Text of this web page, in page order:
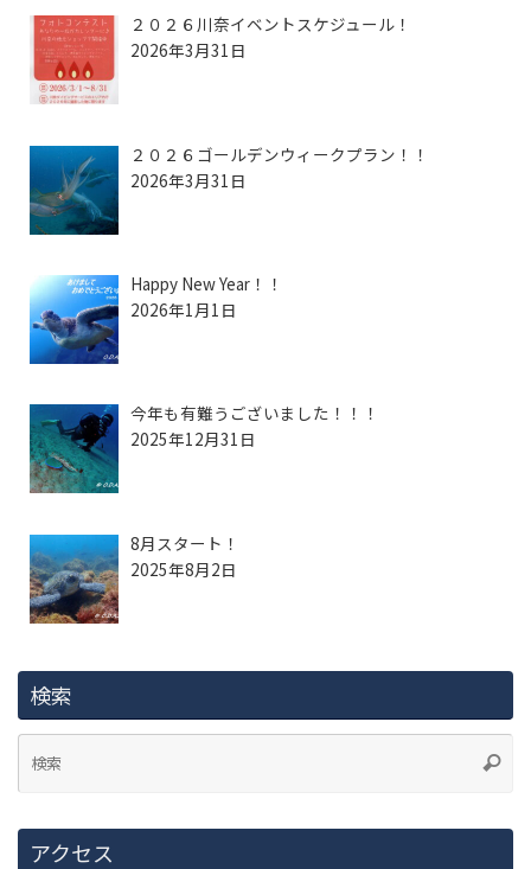
２０２６川奈イベントスケジュール！
2026年3月31日
２０２６ゴールデンウィークプラン！！
2026年3月31日
Happy New Year！！
2026年1月1日
今年も有難うございました！！！
2025年12月31日
8月スタート！
2025年8月2日
検索
アクセス